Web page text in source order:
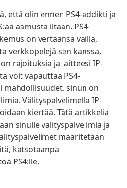
että olin ennen PS4-addikti ja
aamusta iltaan. PS4-
on vertaansa vailla,
verkkopelejä sen kanssa,
rajoituksia ja laitteesi IP-
voit vapauttaa PS4-
mahdollisuudet, sinun on
Välityspalvelimella IP-
kiertää. Tätä artikkelia
sinulle välityspalvelimia ja
määritetään
katsotaanpa
PS4:lle.